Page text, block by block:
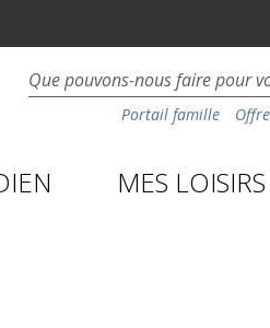
Portail famille
MES LOISIRS